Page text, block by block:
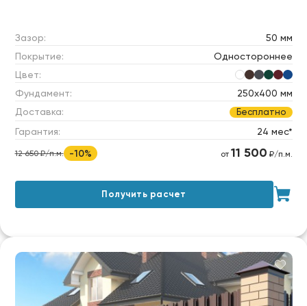
Зазор:
50 мм
Покрытие:
Одностороннее
Цвет:
Фундамент:
250х400 мм
Доставка:
Бесплатно
Гарантия: 24 мес*
12 650 ₽/п.м. -10% от 11 500 ₽/п.м.
Получить расчет